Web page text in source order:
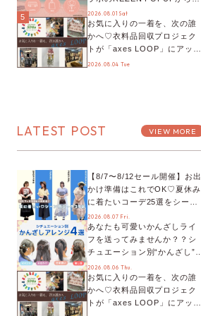
プチYour Stage.、ティーパー
ティまで！8月の特別なイベン
トをチェック◎
2026.08.01 Sat
5
お気に入りの一着を、次の誰
かへ♡衣料品回収プロジェク
トが「axes LOOP」にアップ
デート！活用するとポイント
2026.08.04 Tue
LATEST POST VIEW MORE
【8/7〜8/12セール開催】お出
かけ準備はこれでOK♡夏休み
に着たいコーデ25選をシーン
別に徹底解説！
2026.08.07 Fri.
あなたも可愛いかんざしライ
フを送ってみませんか？？シ
チュエーション別“かんざし”の
オススメ【ショップスタッフ
編集部】
2026.08.06 Thu.
お気に入りの一着を、次の誰
かへ♡衣料品回収プロジェク
トが「axes LOOP」にアップ